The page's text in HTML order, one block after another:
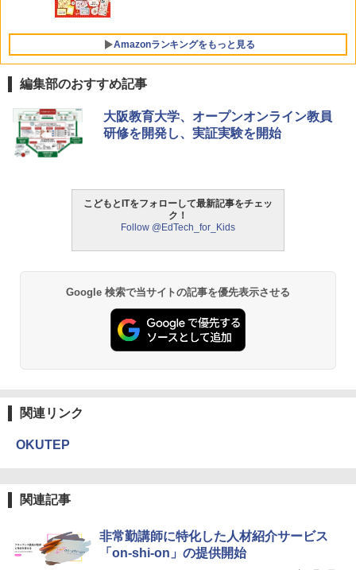
上 KUMON LK-10
￥2,127
Amazonランキングをもっと見る
1
ThinkFun ボードゲーム 「サーキット・
メイズ」 配線回路をプログラミングする
日本語説明書付 8歳~ 76341 誕生日 クリ
￥1,980
物理実験モデル楽器電磁気教材を教える
Galtonplatteの物理的な機器
エンスツール
編集部のおすすめ記事
大阪教育大学、オープンオンライン教員
研修を開発し、実証実験を開始
こどもとITをフォローして最新記事をチェッ
ク！
Follow @EdTech_for_Kids
Google 検索で当サイトの記事を優先表示させる
関連リンク
OKUTEP
関連記事
非常勤講師に特化した人材紹介サービス
「on-shi-on」の提供開始